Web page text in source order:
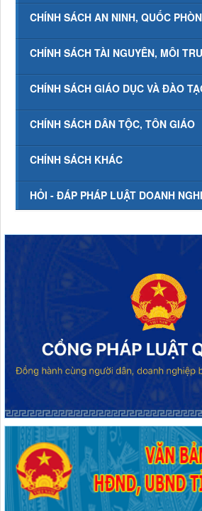
CHÍNH SÁCH AN NINH, QUỐC
CHÍNH SÁCH TÀI NGUYÊN, MÔI
CHÍNH SÁCH GIÁO DỤC VÀ ĐÀO
CHÍNH SÁCH DÂN TỘC, TÔN GIÁO
CHÍNH SÁCH KHÁC
HỎI - ĐÁP PHÁP LUẬT DOANH